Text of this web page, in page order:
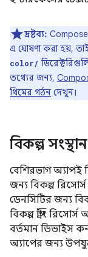
দ্রষ্টব্য:
এ ঘোষণা করা হয়,
color/
তথ্যের জন্য,
থিমের গঠন দেখুন।
বিকল্প
বেশিরভাগ অ্যাপই
জন্য বিকল্প
ডেনসিটির জন্য
বিকল্প স্ট্রিং
বর্তমান ডিভাইস
অ্যাপের জন্য